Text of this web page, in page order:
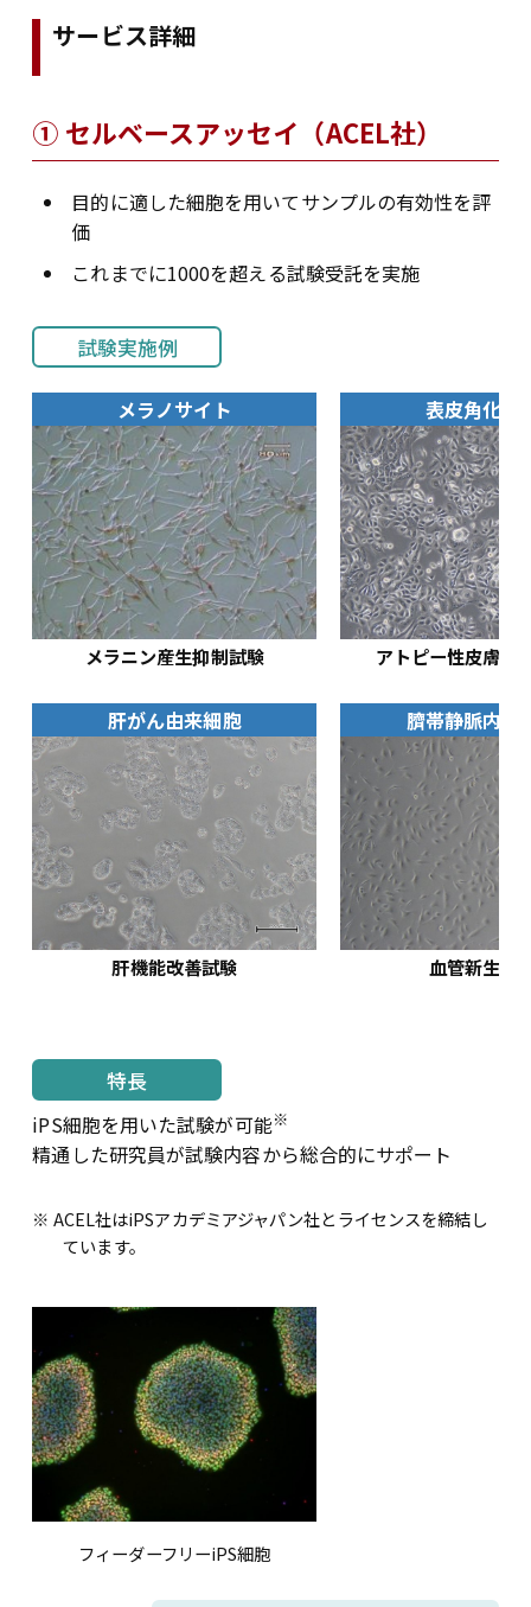
サービス詳細
① セルベースアッセイ（ACEL社）
目的に適した細胞を用いてサンプルの有効性を評
価
これまでに1000を超える試験受託を実施
試験実施例
メラノサイト 表皮角化細
メラニン産生抑制試験 アトピー性皮膚炎
肝がん由来細胞 臍帯静脈内皮
肝機能改善試験 血管新生試
特長
iPS細胞を用いた試験が可能※
精通した研究員が試験内容から総合的にサポート
※ ACEL社はiPSアカデミアジャパン社とライセンスを締結し
ています。
フィーダーフリーiPS細胞